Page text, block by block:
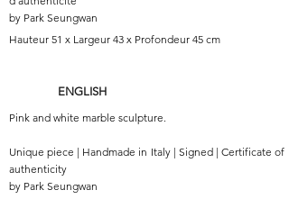
by Park Seungwan
Hauteur 51 x Largeur 43 x Profondeur 45 cm
ENGLISH
Pink and white marble sculpture.
Unique piece | Handmade in Italy | Signed | Certificate of
authenticity
by Park Seungwan